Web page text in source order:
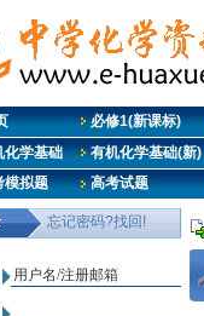
必修1(新课标)
化学基础
有机化学基础(新)
模拟题
高考试题